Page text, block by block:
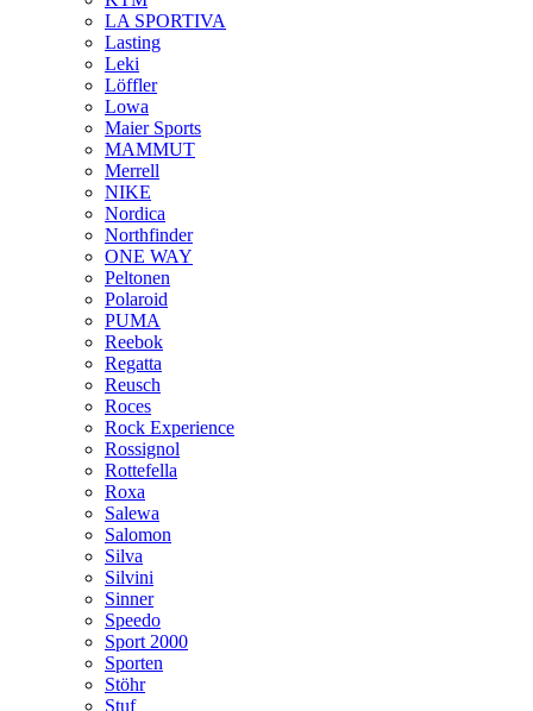
LA SPORTIVA
Lasting
Leki
Löffler
Lowa
Maier Sports
MAMMUT
Merrell
NIKE
Nordica
Northfinder
ONE WAY
Peltonen
Polaroid
PUMA
Reebok
Regatta
Reusch
Roces
Rock Experience
Rossignol
Rottefella
Roxa
Salewa
Salomon
Silva
Silvini
Sinner
Speedo
Sport 2000
Sporten
Stöhr
Stuf